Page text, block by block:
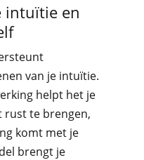
intuïtie en
van je intuïtie.
helpt het je
rust te brengen,
komt met je
brengt je